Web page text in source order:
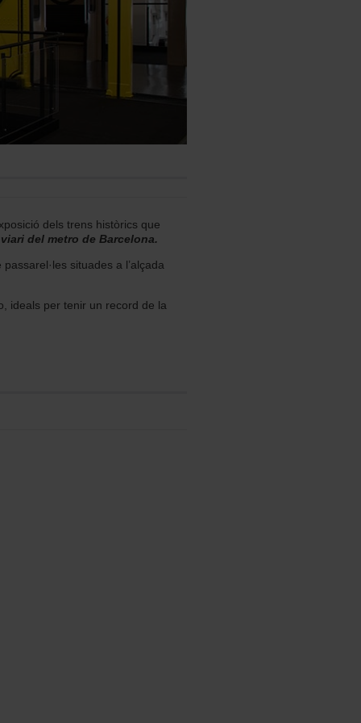
dels trens històrics que
del metro de Barcelona.
situades a l’alçada
ideals per tenir un record de la